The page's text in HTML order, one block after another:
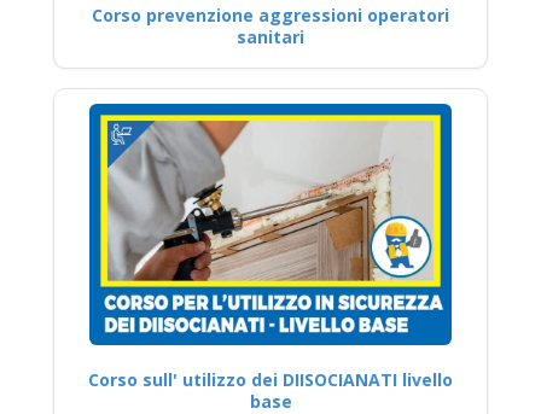
Corso prevenzione aggressioni operatori
sanitari
Corso sull' utilizzo dei DIISOCIANATI livello
base